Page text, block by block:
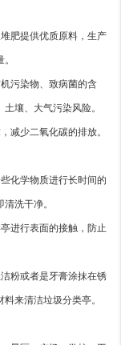
肥提供优质原料，生产
污染物、致病菌的含
壤、大气污染风险。
减少二氧化碳的排放。
化学物质进行长时间的
洗干净。
进行表面的接触，防止
粉或者是牙膏涂抹在锈
来清洁垃圾分类亭。